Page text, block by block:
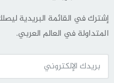
إشترك في القائمة البريدية
المتداولة في العالم العربي.